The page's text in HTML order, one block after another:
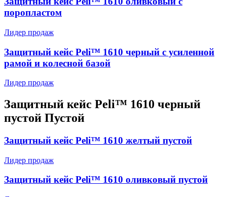
поропластом
Лидер продаж
Защитный кейс Peli™ 1610 черный с усиленной
рамой и колесной базой
Лидер продаж
Защитный кейс Peli™ 1610 черный
пустой Пустой
Защитный кейс Peli™ 1610 желтый пустой
Лидер продаж
Защитный кейс Peli™ 1610 оливковый пустой